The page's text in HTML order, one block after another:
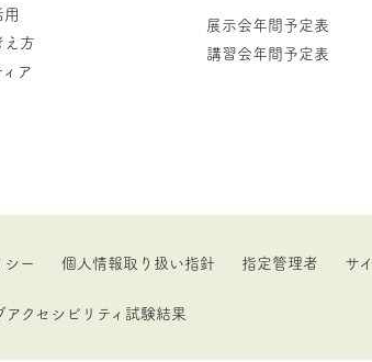
方
ア
展示会年間予定表
講習会年間予定表
ー 個人情報取り扱い指針 指定管理者 サ
アクセシビリティ試験結果